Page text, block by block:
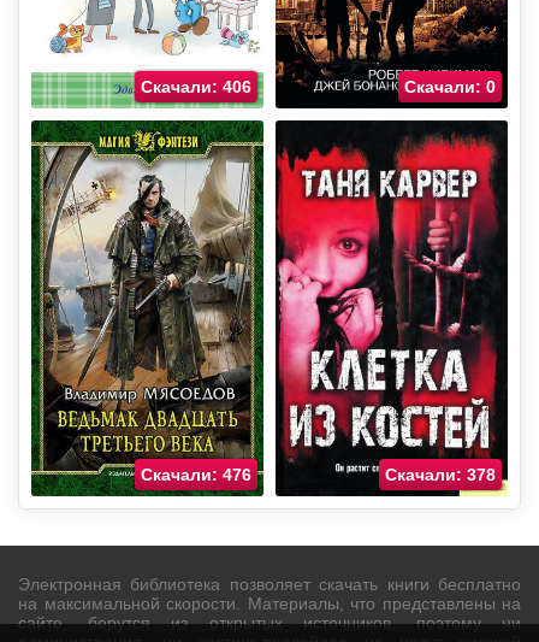
Скачали: 406 Скачали: 0
Скачали: 476 Скачали: 378
Электронная библиотека позволяет скачать книги бесплатно
на максимальной скорости. Материалы, что представлены на
сайте, берутся из открытых источников, поэтому ни